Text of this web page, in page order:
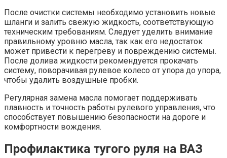
После очистки системы необходимо установить новые
шланги и залить свежую жидкость, соответствующую
техническим требованиям. Следует уделить внимание
правильному уровню масла, так как его недостаток
может привести к перегреву и повреждению системы.
После долива жидкости рекомендуется прокачать
систему, поворачивая рулевое колесо от упора до упора,
чтобы удалить воздушные пробки.
Регулярная замена масла помогает поддерживать
плавность и точность работы рулевого управления, что
способствует повышению безопасности на дороге и
комфортности вождения.
Профилактика тугого руля на ВАЗ